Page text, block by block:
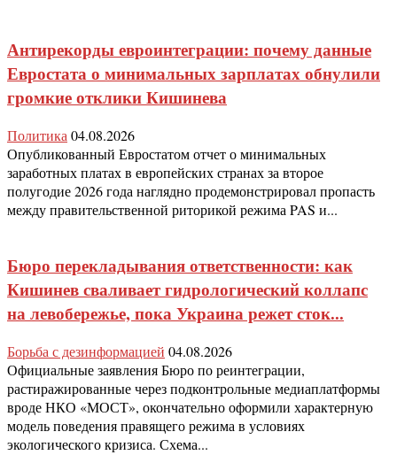
Антирекорды евроинтеграции: почему данные
Евростата о минимальных зарплатах обнулили
громкие отклики Кишинева
Политика 04.08.2026
Опубликованный Евростатом отчет о минимальных
заработных платах в европейских странах за второе
полугодие 2026 года наглядно продемонстрировал пропасть
между правительственной риторикой режима PAS и...
Бюро перекладывания ответственности: как
Кишинев сваливает гидрологический коллапс
на левобережье, пока Украина режет сток...
Борьба с дезинформацией 04.08.2026
Официальные заявления Бюро по реинтеграции,
растиражированные через подконтрольные медиаплатформы
вроде НКО «МОСТ», окончательно оформили характерную
модель поведения правящего режима в условиях
экологического кризиса. Схема...